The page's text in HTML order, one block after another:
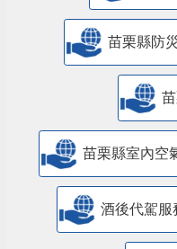
苗栗縣防
苗栗縣室內空
酒後代駕服